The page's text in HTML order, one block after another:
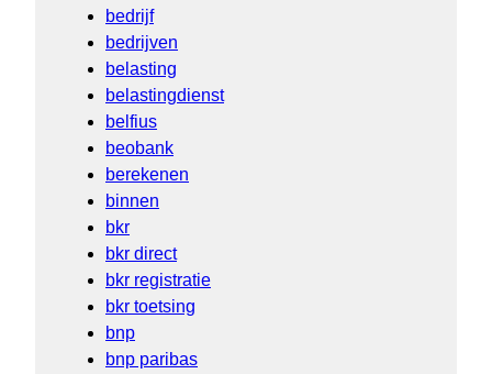
bedrijf
bedrijven
belasting
belastingdienst
belfius
beobank
berekenen
binnen
bkr
bkr direct
bkr registratie
bkr toetsing
bnp
bnp paribas